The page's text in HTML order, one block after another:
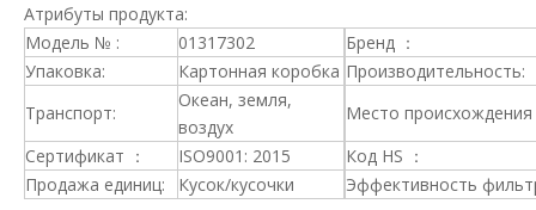
Атрибуты продукта:
Модель № :
01317302
Бренд ：
Упаковка:
Картонная коробка Производительность:
Транспорт:
Океан, земля,
воздух
Место происхождения
Сертификат ：
ISO9001: 2015
Код HS ：
Продажа единиц:
Кусок/кусочки Эффективность